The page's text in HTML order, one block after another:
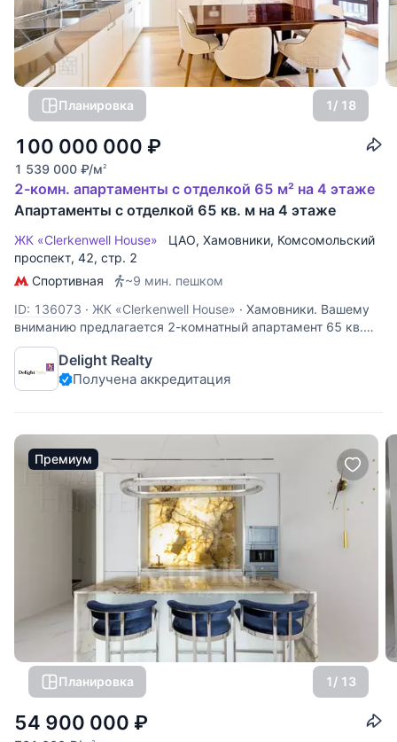
Планировка 1/ 18
100 000 000 ₽
1 539 000 ₽/м2
2-комн. апартаменты с отделкой 65 м² на 4 этаже
Апартаменты с отделкой 65 кв. м на 4 этаже
ЖК «Clerkenwell House» ЦАО, Хамовники, Комсомольский
проспект, 42, стр. 2
Спортивная
~9 мин. пешком
ID: 136073 · ЖК «Clerkenwell House» · Хамовники. Вашему
вниманию предлагается 2-комнатный апартамент 65 кв.м,
расположенный в клубном доме Clerkenwell House.
Функциональная планировка включает в себя: кухню-
столовую, спальню с ванной комнатой и гардеробной,
Delight Realty
Получена аккредитация
Премиум
Планировка 1/ 13
54 900 000 ₽